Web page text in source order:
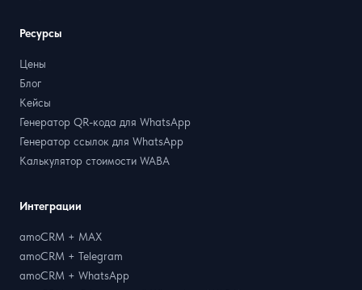
Интеграции
amoCRM + MAX
amoCRM + Telegram
amoCRM + WhatsApp
Ресурсы
Цены
Блог
Кейсы
Генератор QR-кода для WhatsApp
Генератор ссылок для WhatsApp
Калькулятор стоимости WABA